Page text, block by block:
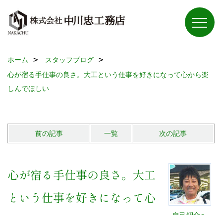
ホーム
スタッフブログ
心が宿る手仕事の良さ。大工という仕事を好きになって心から楽
しんでほしい
前の記事 一覧 次の記事
心が宿る手仕事の良さ。大工
という仕事を好きになって心